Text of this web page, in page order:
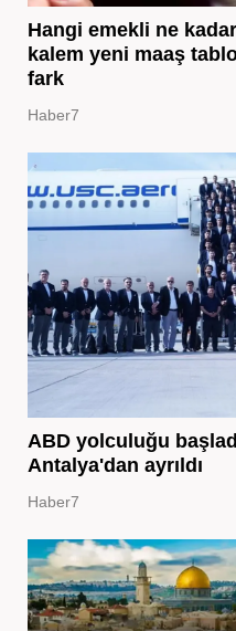
Hangi emekli ne
kalem yeni maaş
fark
Haber7
ABD yolculuğu
Antalya'dan ayrıldı
Haber7